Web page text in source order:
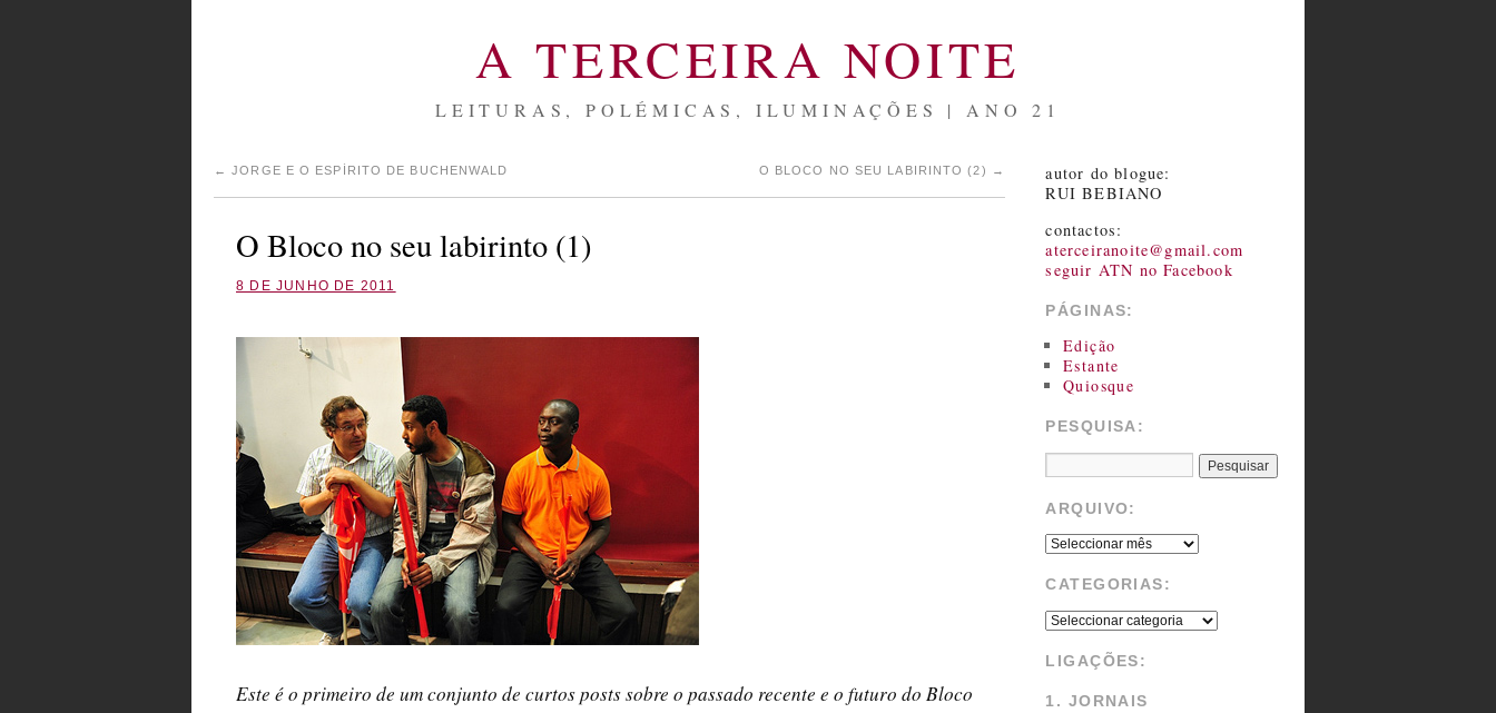
A TERCEIRA NOITE
LEITURAS, POLÉMICAS, ILUMINAÇÕES | ANO 21
← JORGE E O ESPÍRITO DE BUCHENWALD O BLOCO NO SEU LABIRINTO (2) →
O Bloco no seu labirinto (1)
8 DE JUNHO DE 2011
Este é o primeiro de um conjunto de curtos posts sobre o passado recente e o futuro do Bloco
autor do blogue:
RUI BEBIANO
contactos:
aterceiranoite@gmail.com
seguir ATN no Facebook
PÁGINAS:
Edição
Estante
Quiosque
PESQUISA:
ARQUIVO:
CATEGORIAS:
LIGAÇÕES:
1. JORNAIS